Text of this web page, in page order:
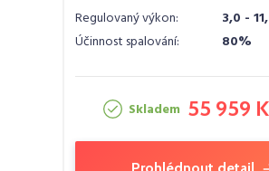
Regulovaný výkon:
3,0 -
Účinnost spalování:
80%
Skladem 55 959